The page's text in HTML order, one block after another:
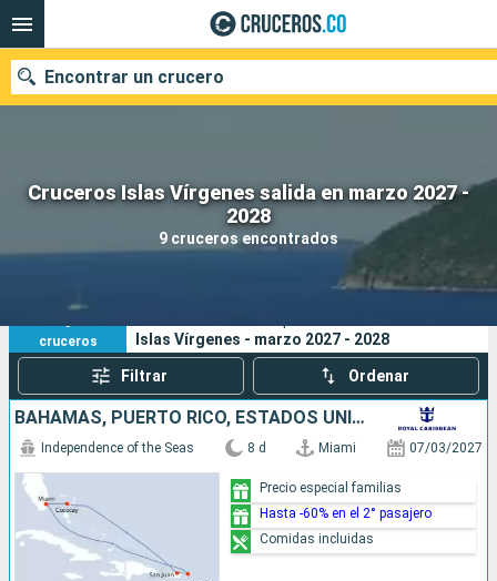
Cruceros Islas Vírgenes salida en marzo 2027 -
2028
9 cruceros encontrados
Encontrar un crucero
Buscar
9
cruceros
Islas Vírgenes - marzo 2027 - 2028
Filtrar Ordenar
BAHAMAS, PUERTO RICO, ESTADOS UNIDOS
Independence of the Seas 8 d Miami 07/03/2027
Precio especial familias
Hasta -60% en el 2° pasajero
Comidas incluidas